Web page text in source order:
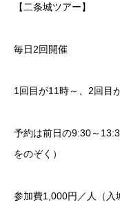
【二条城ツアー】
毎日2回開催
1回目が11時～、2回目
予約は前日の9:30～
をのぞく）
参加費1,000円／人（入